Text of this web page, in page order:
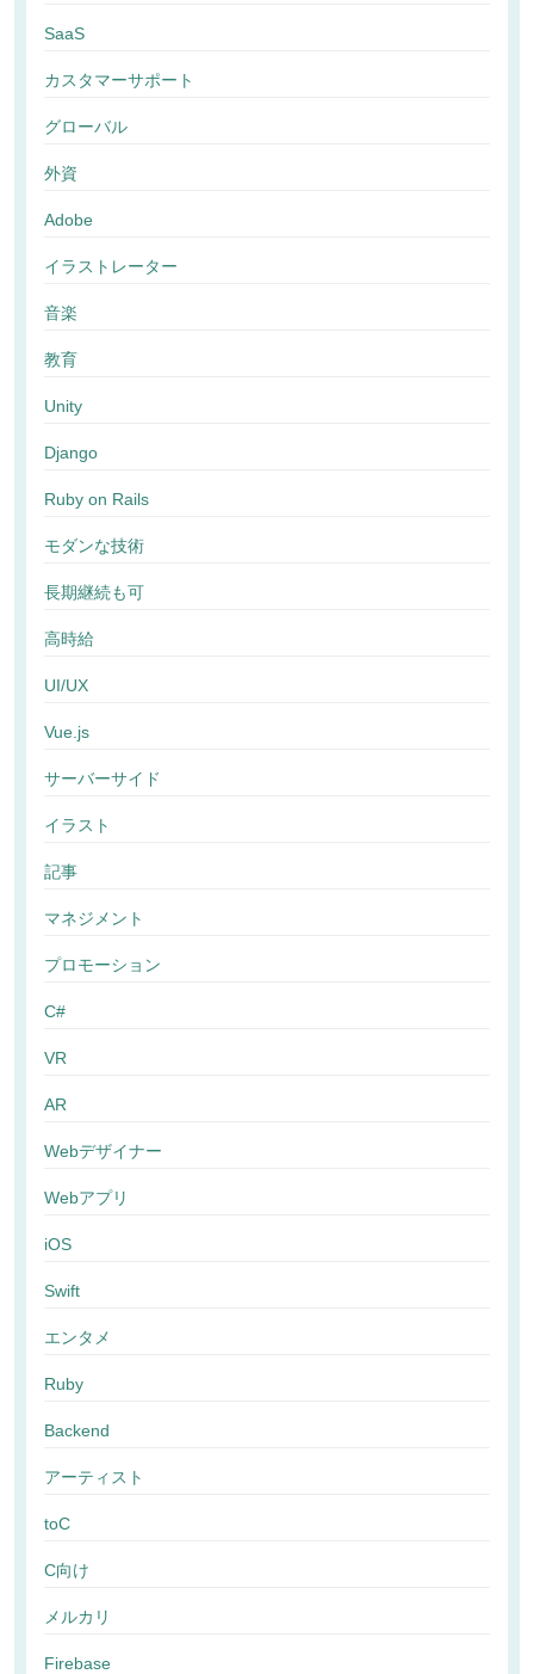
SaaS
カスタマーサポート
グローバル
外資
Adobe
イラストレーター
音楽
教育
Unity
Django
Ruby on Rails
モダンな技術
長期継続も可
高時給
UI/UX
Vue.js
サーバーサイド
イラスト
記事
マネジメント
プロモーション
C#
VR
AR
Webデザイナー
Webアプリ
iOS
Swift
エンタメ
Ruby
Backend
アーティスト
toC
C向け
メルカリ
Firebase